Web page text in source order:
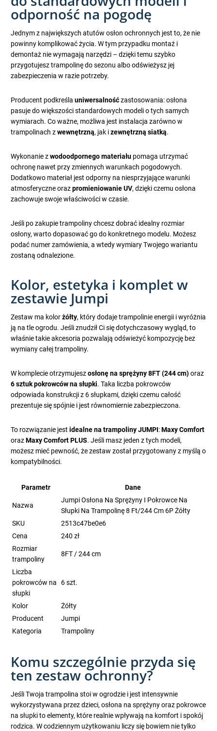
odporność na pogodę
Jednym z największych atutów osłon ochronnych jest to, że nie
powinny komplikować życia. W tym przypadku montaż i
demontaż nie wymagają narzędzi – dzięki temu szybko
przygotujesz trampolinę do sezonu albo odświeżysz jej
zabezpieczenia w razie potrzeby.
Producent podkreślauniwersalnośćzastosowania: osłona
pasuje do większości standardowych modeli o tych samych
wymiarach. Co ważne, możliwa jest instalacja zarówno w
trampolinach zwewnętrzną, jak izewnętrzną siatką.
Wykonanie zwodoodpornego materiału pomaga utrzymać
ochronę nawet przy zmiennych warunkach pogodowych.
Dodatkowo materiał jest odporny na niesprzyjające warunki
atmosferyczne orazpromieniowanie UV, dzięki czemu osłona
zachowuje swoje właściwości w czasie.
Jeśli po zakupie trampoliny chcesz dobrać idealny rozmiar
osłony, warto dopasować go do konkretnego modelu. Możesz
podać numer zamówienia, a wtedy wymiary Twojego wariantu
zostaną odnalezione.
Kolor, estetyka i komplet w
zestawie Jumpi
Zestaw ma kolorżółty, który dodaje trampolinie energii i wyróżnia
ją na tle ogrodu. Jeśli znudził Ci się dotychczasowy wygląd, to
właśnie takie akcesoria pozwalają odświeżyć kompozycję bez
wymiany całej trampoliny.
W komplecie otrzymujeszosłonę na sprężyny 8FT (244 cm)oraz
6 sztuk pokrowców na słupki. Taka liczba pokrowców
odpowiada konstrukcji z 6 słupkami, dzięki czemu całość
prezentuje się spójnie i jest równomiernie zabezpieczona.
To rozwiązanie jestidealne na trampoliny JUMPI:Maxy Comfort
orazMaxy Comfort PLUS. Jeśli masz jeden z tych modeli,
możesz mieć pewność, że zestaw został przygotowany z myślą o
kompatybilności.
Parametr Dane
Nazwa
Jumpi Osłona Na Sprężyny I Pokrowce Na
Słupki Na Trampolinę 8 Ft/244 Cm 6P Żółty
SKU
2513c47be0e6
Cena
240 zł
Rozmiar
trampoliny
8FT / 244 cm
Liczba
pokrowców na
słupki
6 szt.
Kolor
Żółty
Producent
Jumpi
Kategoria
Trampoliny
Komu szczególnie przyda się
ten zestaw ochronny?
Jeśli Twoja trampolina stoi w ogrodzie i jest intensywnie
wykorzystywana przez dzieci, osłona na sprężyny oraz pokrowce
na słupki to elementy, które realnie wpływają na komfort i spokój
rodzica. W codziennym użytkowaniu liczy się bowiem nie tylko